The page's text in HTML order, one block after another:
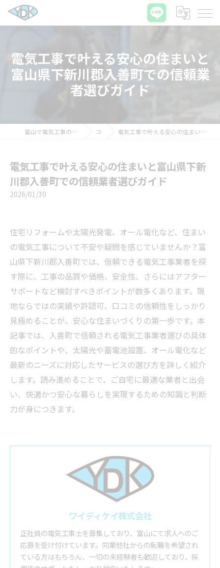
電気工事で叶える安心の住まいと
富山県下新川郡入善町での信頼業
者選びガイド
富山で電気工事の求人ならワイディケイ株式会社 コラム 電気工事で叶える安心の住まいと富山県下新川郡入善町での信頼業者選びガイド
電気工事で叶える安心の住まいと富山県下新
川郡入善町での信頼業者選びガイド
2026/01/30
住宅リフォームや太陽光発電、オール電化など、住まい
の電気工事について不安や疑問を感じていませんか？富
山県下新川郡入善町では、信頼できる電気工事業者を探
す際に、工事の品質や価格、安全性、さらにはアフター
サポートなど検討すべきポイントが数多くあります。現
地ならではの実績や許認可、口コミの信頼性をしっかり
見極めることが、安心な住まいづくりの第一歩です。本
記事では、入善町で信頼される電気工事業者選びの具体
的なポイントや、太陽光や蓄電池設置、オール電化など
最新のニーズに対応したサービスの選び方を詳しく紹介
します。読み進めることで、ご自宅に最適な業者と出会
い、快適かつ安心な暮らしを実現するための知識と判断
力が身につきます。
ワイディケイ株式会社
正社員の電気工事士を募集しており、富山にて求人へのご
応募を受け付けています。同業他社からの転職を希望され
ている方はもちろん、一切の未経験者も歓迎しており、採